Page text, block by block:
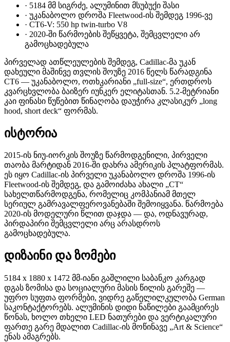
· 5184 მმ სიგრძე, ალუმინით მსუბუქი შასი
· უკანაბოლო დროშა Fleetwood-ის შემდეგ 1996-ვე
· CT6-V: 550 hp twin-turbo V8
· 2020-ში წარმოების შეწყვეტა, შემცვლელი არ
გამოცხადებულა
პირველად ათწლეულების შემდეგ, Cadillac-მა უკან
დახეული მაშინვე თვლის შოუზე 2016 წელს წარადგინა
CT6 — უკანაბოლო, ოთხკარიანი „full-size“, ერთდროს
კვარცხვლობა ბაიზერ იუნკერ ელიტასთან. 5.2-მეტრიანი
კაი ფინასი წუწებით წინაღობა დაუჭირა კლასიკურ „long
hood, short deck“ ფორმას.
ისტორია
2015-ის ნიუ-იორკის შოუზე წარმოდგენილი, პირველი
თაობა მარტიდან 2016-ში დახრა ამერიკის პლატფორმას.
ეს იყო Cadillac-ის პირველი უკანაბოლო დროშა 1996-ის
Fleetwood-ის შემდეგ, და გამოიძახა ახალი „CT“
სახელთწარმოდგენა, რომელიც კომპანიამ მთელ
სერიულ გამრავალფეროვანებაში შემოიყვანა. წარმოება
2020-ის მოდელური წლით დაჯდა — და, ოდნავურად,
პირდაპირი შემცვლელი არც არასდროს
გამოცხადებულა.
დიზაინი და ზომები
5184 x 1880 x 1472 მმ-იანი გაშლილი საბანკო კარგად
დგას ზომისა და სოციალური მასის წილის გარეშე —
უფრო სუფთა ფორმები, ვიდრე გაწელილკულობა German
საკონტაქტორებს. ალუმინის დიდი ნაწილები გაამცირეს
წონას, ხოლო თხელი LED ნათურები და ვერტიკალური
ფართე გარე მდალით Cadillac-ის მოწინავე „Art & Science“
ენას ამაგრებს.